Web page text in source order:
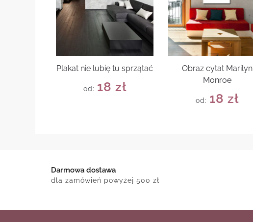
Plakat nie lubię tu sprzątać
od: 18 zł
Obraz cytat Marilyn
Monroe
od: 18 zł
Darmowa dostawa
dla zamówień powyżej 500 zł